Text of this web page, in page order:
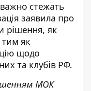
стежать
заявила про
рішення, як
як
щодо
та клубів РФ.
МОК